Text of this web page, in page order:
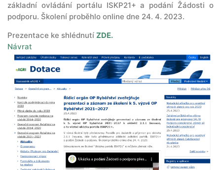
základní ovládání portálu ISKP21+ a podání Žádosti o
podporu. Školení proběhlo online dne 24. 4. 2023.
Prezentace ke shlédnutí ZDE.
Návrat